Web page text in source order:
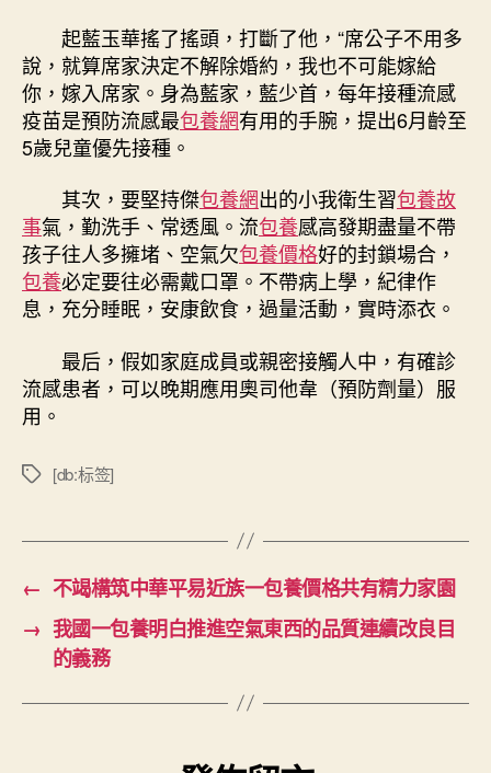
起藍玉華搖了搖頭，打斷了他，“席公子不用多
說，就算席家決定不解除婚約，我也不可能嫁給
你，嫁入席家。身為藍家，藍少首，每年接種流感
疫苗是預防流感最包養網有用的手腕，提出6月齡至
5歲兒童優先接種。
其次，要堅持傑包養網出的小我衛生習包養故
事氣，勤洗手、常透風。流包養感高發期盡量不帶
孩子往人多擁堵、空氣欠包養價格好的封鎖場合，
包養必定要往必需戴口罩。不帶病上學，紀律作
息，充分睡眠，安康飲食，過量活動，實時添衣。
最后，假如家庭成員或親密接觸人中，有確診
流感患者，可以晚期應用奧司他韋（預防劑量）服
用。
標
[db:标签]
← 不竭構筑中華平易近族一包養價格共有精力家園
→ 我國一包養明白推進空氣東西的品質連續改良目
的義務